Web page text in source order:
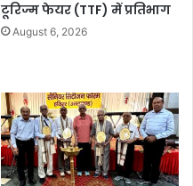
टूरिज्म फेयर (TTF) में प्रतिभाग
August 6, 2026